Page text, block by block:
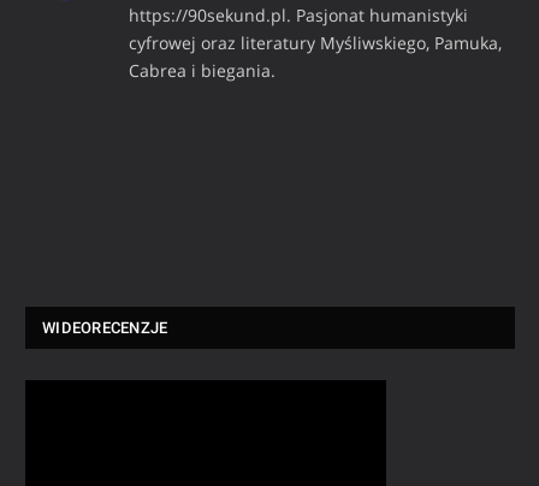
https://90sekund.pl. Pasjonat humanistyki
cyfrowej oraz literatury Myśliwskiego, Pamuka,
Cabrea i biegania.
WIDEORECENZJE